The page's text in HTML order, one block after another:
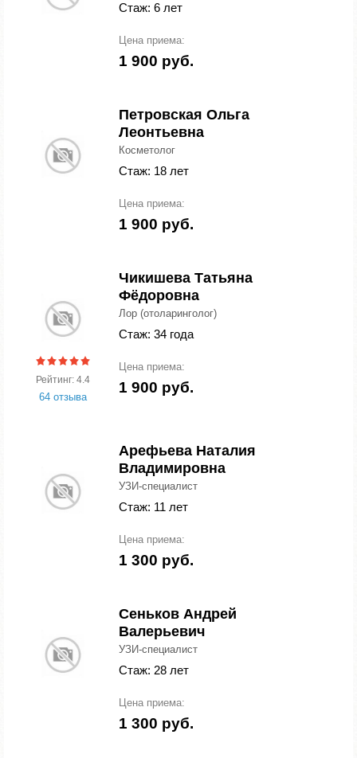
Стаж: 6 лет
Цена приема:
1 900 руб.
Петровская Ольга
Леонтьевна
Косметолог
Стаж: 18 лет
Цена приема:
1 900 руб.
Рейтинг: 4.4
64 отзыва
Чикишева Татьяна
Фёдоровна
Лор (отоларинголог)
Стаж: 34 года
Цена приема:
1 900 руб.
Арефьева Наталия
Владимировна
УЗИ-специалист
Стаж: 11 лет
Цена приема:
1 300 руб.
Сеньков Андрей
Валерьевич
УЗИ-специалист
Стаж: 28 лет
Цена приема:
1 300 руб.